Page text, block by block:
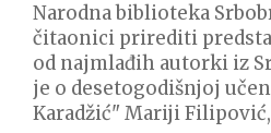
Narodna biblioteka
čitaonici prirediti
od najmlađih autorki iz
je o desetogodišnjoj
Karadžić" Mariji